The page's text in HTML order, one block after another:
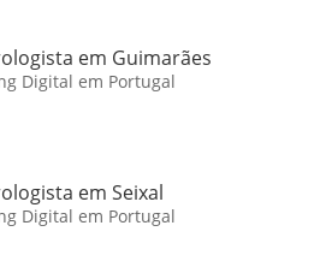
em Guimarães
Digital em Portugal
em Seixal
Digital em Portugal